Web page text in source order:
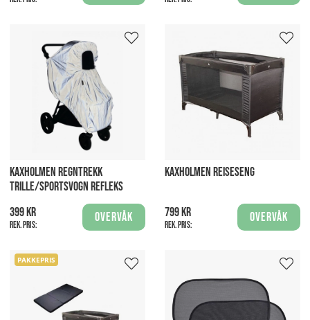
KAXHOLMEN REGNTREKK
TRILLE/SPORTSVOGN REFLEKS
399 kr
Rek. pris:
Overvåk
KAXHOLMEN REISESENG
799 kr
Rek. pris:
Overvåk
PAKKEPRIS